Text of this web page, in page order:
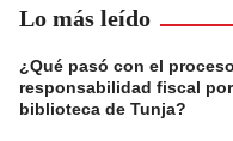
Lo más leído
¿Qué pasó con el
responsabilidad fiscal
biblioteca de Tunja?